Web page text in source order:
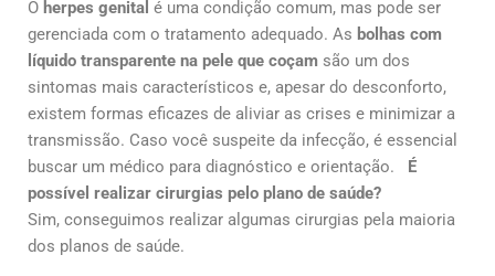
O herpes genital é uma condição comum, mas pode ser
gerenciada com o tratamento adequado. As bolhas com
líquido transparente na pele que coçam são um dos
sintomas mais característicos e, apesar do desconforto,
existem formas eficazes de aliviar as crises e minimizar a
transmissão. Caso você suspeite da infecção, é essencial
buscar um médico para diagnóstico e orientação. É
possível realizar cirurgias pelo plano de saúde?
Sim, conseguimos realizar algumas cirurgias pela maioria
dos planos de saúde.